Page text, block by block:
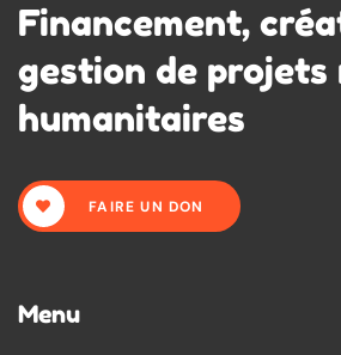
Financement,
gestion de projets
humanitaires
FAIRE UN DON
Menu